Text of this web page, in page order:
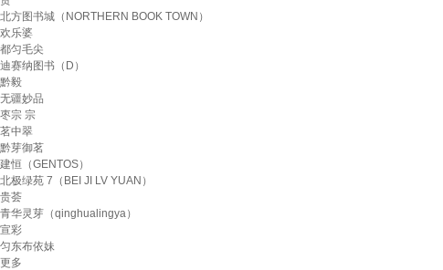
北方图书城（NORTHERN BOOK TOWN）
欢乐婆
都匀毛尖
迪赛纳图书（D）
黔毅
无疆妙品
枣宗 宗
茗中翠
黔芽御茗
建恒（GENTOS）
北极绿苑 7（BEI JI LV YUAN）
贵荟
青华灵芽（qinghualingya）
宣彩
匀东布依妹
更多